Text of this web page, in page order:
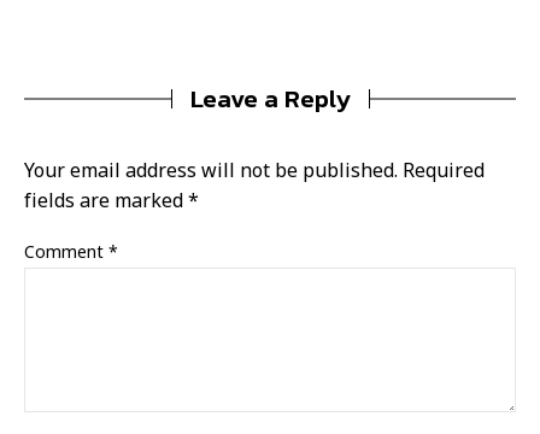
Leave a Reply
Your email address will not be published. Required
fields are marked*
Comment*